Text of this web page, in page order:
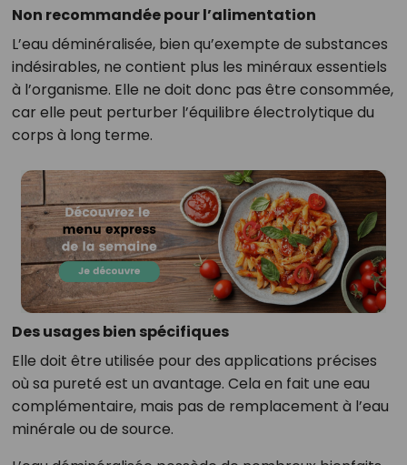
Non recommandée pour l’alimentation
L’eau déminéralisée, bien qu’exempte de substances
indésirables, ne contient plus les minéraux essentiels
à l’organisme. Elle ne doit donc pas être consommée,
car elle peut perturber l’équilibre électrolytique du
corps à long terme.
Des usages bien spécifiques
Elle doit être utilisée pour des applications précises
où sa pureté est un avantage. Cela en fait une eau
complémentaire, mais pas de remplacement à l’eau
minérale ou de source.